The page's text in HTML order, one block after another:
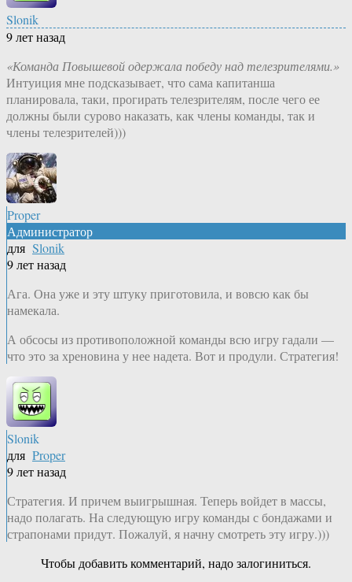
Slonik
9 лет назад
«Команда Повышевой одержала победу над телезрителями.»
Интуиция мне подсказывает, что сама капитанша
планировала, таки, прогирать телезрителям, после чего ее
должны были сурово наказать, как члены команды, так и
члены телезрителей)))
Proper
Администратор
для Slonik
9 лет назад
Ага. Она уже и эту штуку приготовила, и вовсю как бы
намекала.
А обсосы из противоположной команды всю игру гадали —
что это за хреновина у нее надета. Вот и продули. Стратегия!
Slonik
для Proper
9 лет назад
Стратегия. И причем выигрышная. Теперь войдет в массы,
надо полагать. На следующую игру команды с бондажами и
страпонами придут. Пожалуй, я начну смотреть эту игру.)))
Чтобы добавить комментарий, надо залогиниться.